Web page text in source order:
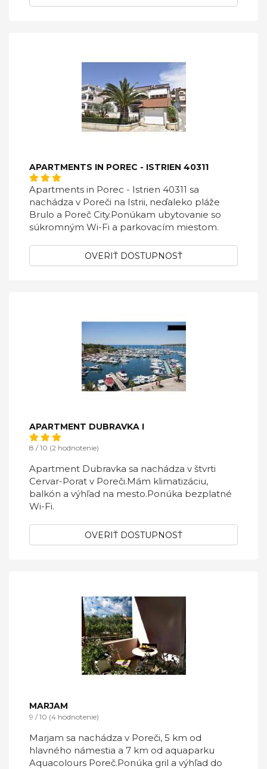
APARTMENTS IN POREC - ISTRIEN 40311
Apartments in Porec - Istrien 40311 sa
nachádza v Poreči na Istrii, neďaleko pláže
Brulo a Poreč City.Ponúkam ubytovanie so
súkromným Wi-Fi a parkovacím miestom.
OVERIŤ DOSTUPNOSŤ
APARTMENT DUBRAVKA I
8 / 10 (2 hodnotenie)
Apartment Dubravka sa nachádza v štvrti
Cervar-Porat v Poreči.Mám klimatizáciu,
balkón a výhľad na mesto.Ponúka bezplatné
Wi-Fi.
OVERIŤ DOSTUPNOSŤ
MARJAM
9 / 10 (4 hodnotenie)
Marjam sa nachádza v Poreči, 5 km od
hlavného námestia a 7 km od aquaparku
Aquacolours Poreč.Ponúka gril a výhľad do